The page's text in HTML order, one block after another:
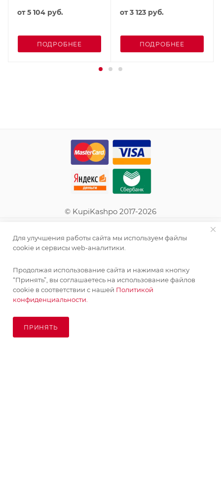
от5 104 руб.
ПОДРОБНЕЕ
от3 123 руб.
ПОДРОБНЕЕ
© KupiKashpo 2017-2026
ПОМОЩЬ
ПОДПИСАТЬСЯ НА РАССЫЛКУ
Для улучшения работы сайта мы используем файлы
cookie и сервисы web-аналитики.
Продолжая использование сайта и нажимая кнопку
“Принять”, вы соглашаетесь на использование файлов
cookie в соответствии с нашей Политикой
конфиденциальности.
ПРИНЯТЬ